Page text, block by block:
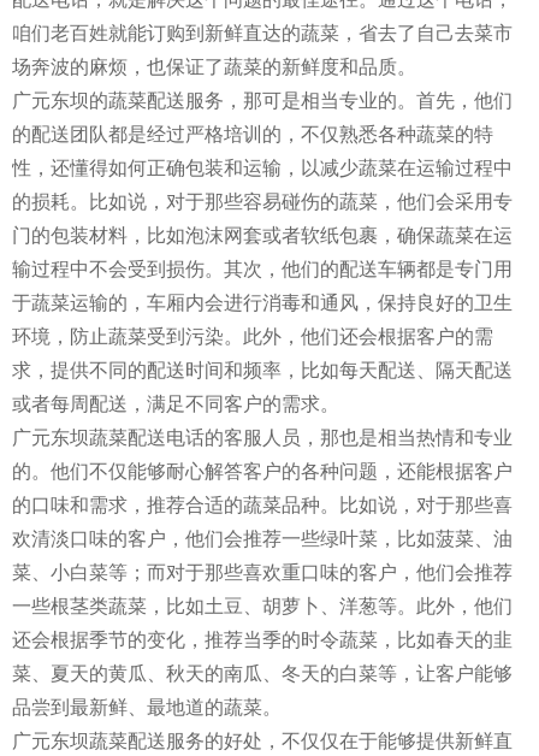
咱们老百姓就能订购到新鲜直达的蔬菜，省去了自己去菜市
场奔波的麻烦，也保证了蔬菜的新鲜度和品质。
广元东坝的蔬菜配送服务，那可是相当专业的。首先，他们
的配送团队都是经过严格培训的，不仅熟悉各种蔬菜的特
性，还懂得如何正确包装和运输，以减少蔬菜在运输过程中
的损耗。比如说，对于那些容易碰伤的蔬菜，他们会采用专
门的包装材料，比如泡沫网套或者软纸包裹，确保蔬菜在运
输过程中不会受到损伤。其次，他们的配送车辆都是专门用
于蔬菜运输的，车厢内会进行消毒和通风，保持良好的卫生
环境，防止蔬菜受到污染。此外，他们还会根据客户的需
求，提供不同的配送时间和频率，比如每天配送、隔天配送
或者每周配送，满足不同客户的需求。
广元东坝蔬菜配送电话的客服人员，那也是相当热情和专业
的。他们不仅能够耐心解答客户的各种问题，还能根据客户
的口味和需求，推荐合适的蔬菜品种。比如说，对于那些喜
欢清淡口味的客户，他们会推荐一些绿叶菜，比如菠菜、油
菜、小白菜等；而对于那些喜欢重口味的客户，他们会推荐
一些根茎类蔬菜，比如土豆、胡萝卜、洋葱等。此外，他们
还会根据季节的变化，推荐当季的时令蔬菜，比如春天的韭
菜、夏天的黄瓜、秋天的南瓜、冬天的白菜等，让客户能够
品尝到最新鲜、最地道的蔬菜。
广元东坝蔬菜配送服务的好处，不仅仅在于能够提供新鲜直